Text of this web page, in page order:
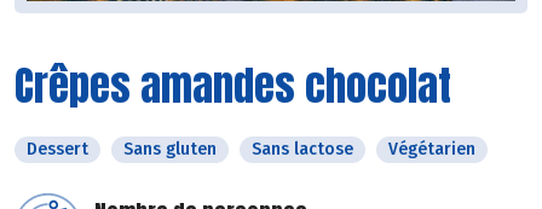
Crêpes amandes chocolat
Dessert Sans gluten Sans lactose Végétarien